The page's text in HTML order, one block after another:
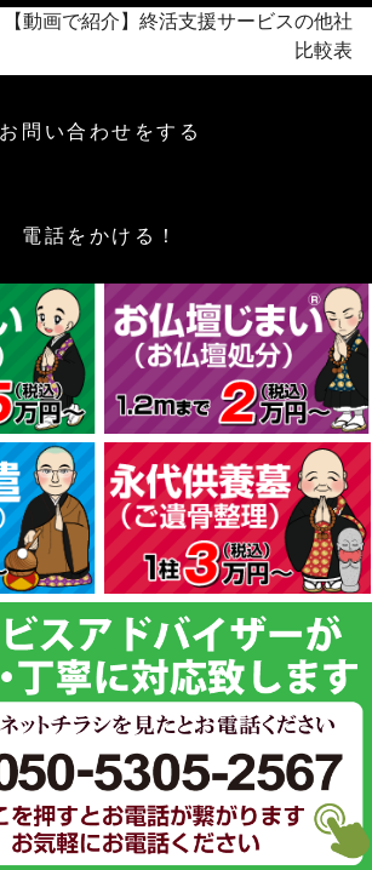
動画で紹介】終活支援サービスの他社
比較表
お問い合わせをする
電話をかける！